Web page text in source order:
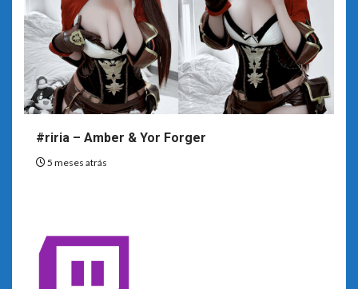
#riria – Amber & Yor Forger
5 meses atrás